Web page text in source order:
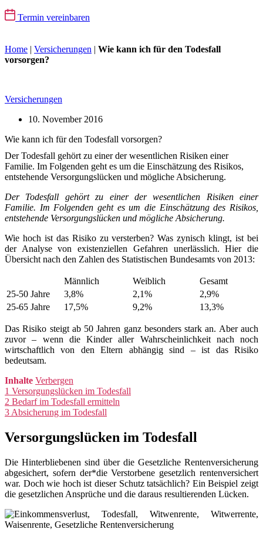
Termin vereinbaren
Home | Versicherungen | Wie kann ich für den Todesfall
vorsorgen?
Versicherungen
10. November 2016
Wie kann ich für den Todesfall vorsorgen?
Der Todesfall gehört zu einer der wesentlichen Risiken einer
Familie. Im Folgenden geht es um die Einschätzung des Risikos,
entstehende Versorgungslücken und mögliche Absicherung.
Der Todesfall gehört zu einer der wesentlichen Risiken einer
Familie. Im Folgenden geht es um die Einschätzung des Risikos,
entstehende Versorgungslücken und mögliche Absicherung.
Wie hoch ist das Risiko zu versterben? Was zynisch klingt, ist bei
der Analyse von existenziellen Gefahren unerlässlich. Hier die
Übersicht nach den Zahlen des Statistischen Bundesamts von 2013:
Männlich Weiblich
Gesamt
25-50 Jahre
3,8% 2,1%
2,9%
25-65 Jahre
17,5% 9,2% 13,3%
Das Risiko steigt ab 50 Jahren ganz besonders stark an. Aber auch
zuvor – wenn die Kinder aller Wahrscheinlichkeit nach noch
wirtschaftlich von den Eltern abhängig sind – ist das Risiko
bedeutsam.
Inhalte Verbergen
1 Versorgungslücken im Todesfall
2 Bedarf im Todesfall ermitteln
3 Absicherung im Todesfall
Versorgungslücken im Todesfall
Die Hinterbliebenen sind über die Gesetzliche Rentenversicherung
abgesichert, sofern der*die Verstorbene gesetzlich rentenversichert
war. Doch wie hoch ist dieser Schutz tatsächlich? Ein Beispiel zeigt
die gesetzlichen Ansprüche und die daraus resultierenden Lücken.